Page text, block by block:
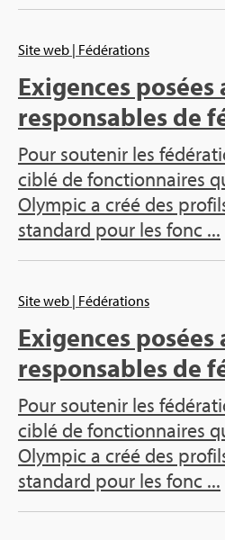
Site web | Fédérations
Exigences posées
responsables de
Pour soutenir les
ciblé de fonctionnaires
Olympic a créé des
standard pour les fonc ...
Site web | Fédérations
Exigences posées
responsables de
Pour soutenir les
ciblé de fonctionnaires
Olympic a créé des
standard pour les fonc ...